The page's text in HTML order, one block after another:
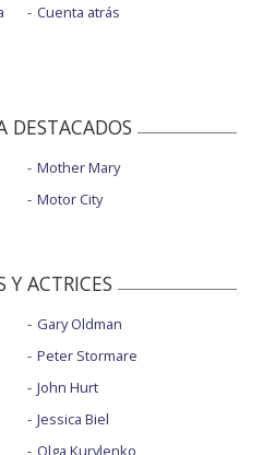
Cuenta atrás
DESTACADOS
Mother Mary
Motor City
Y ACTRICES
Gary Oldman
Peter Stormare
John Hurt
Jessica Biel
Olga Kurylenko